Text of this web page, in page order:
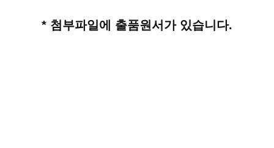
* 첨부파일에 출품원서가 있습니다.